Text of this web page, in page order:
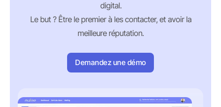
digital.
Le but ? Être le premier à les contacter, et avoir la
meilleure réputation.
Demandez une démo